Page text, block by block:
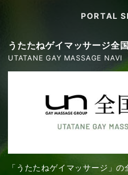
PORTAL
うたたねゲイマッサージ全
UTATANE GAY MASSAGE NAVI
「うたたねゲイマッサージ」